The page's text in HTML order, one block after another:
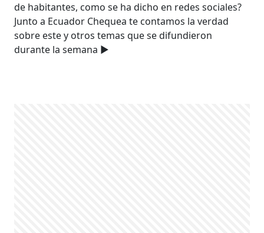
de habitantes, como se ha dicho en redes sociales?
Junto a Ecuador Chequea te contamos la verdad
sobre este y otros temas que se difundieron
durante la semana ▶️